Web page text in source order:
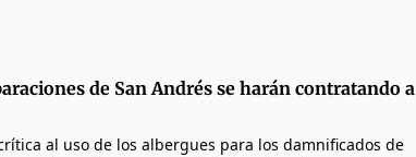
de San Andrés se harán contratando a
al uso de los albergues para los damnificados de